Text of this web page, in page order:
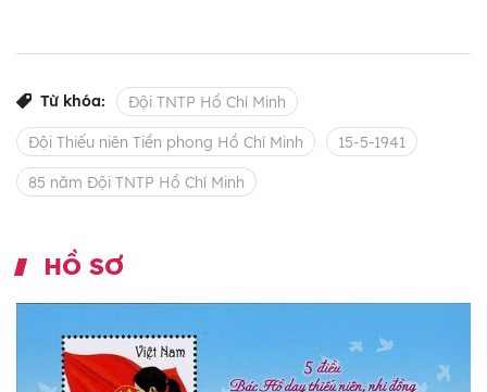
Từ khóa: Đội TNTP Hồ Chí Minh
Đội Thiếu niên Tiền phong Hồ Chí Minh 15-5-1941
85 năm Đội TNTP Hồ Chí Minh
HỒ SƠ